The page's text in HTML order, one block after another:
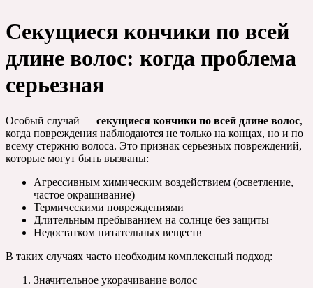
Секущиеся кончики по всей
длине волос: когда проблема
серьезная
Особый случай — секущиеся кончики по всей длине волос,
когда повреждения наблюдаются не только на концах, но и по
всему стержню волоса. Это признак серьезных повреждений,
которые могут быть вызваны:
Агрессивным химическим воздействием (осветление,
частое окрашивание)
Термическими повреждениями
Длительным пребыванием на солнце без защиты
Недостатком питательных веществ
В таких случаях часто необходим комплексный подход:
Значительное укорачивание волос